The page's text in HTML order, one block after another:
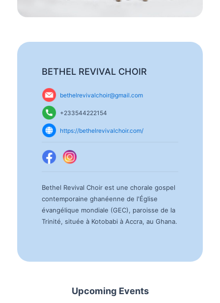
BETHEL REVIVAL CHOIR
bethelrevivalchoir@gmail.com
+233544222154
https://bethelrevivalchoir.com/
Bethel Revival Choir est une chorale gospel
contemporaine ghanéenne de l'Église
évangélique mondiale (GEC), paroisse de la
Trinité, située à Kotobabi à Accra, au Ghana.
Upcoming Events